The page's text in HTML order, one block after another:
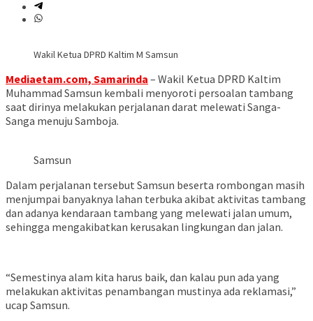
Wakil Ketua DPRD Kaltim M Samsun
Mediaetam.com, Samarinda – Wakil Ketua DPRD Kaltim
Muhammad Samsun kembali menyoroti persoalan tambang
saat dirinya melakukan perjalanan darat melewati Sanga-
Sanga menuju Samboja.
Samsun
Dalam perjalanan tersebut Samsun beserta rombongan masih
menjumpai banyaknya lahan terbuka akibat aktivitas tambang
dan adanya kendaraan tambang yang melewati jalan umum,
sehingga mengakibatkan kerusakan lingkungan dan jalan.
“Semestinya alam kita harus baik, dan kalau pun ada yang
melakukan aktivitas penambangan mustinya ada reklamasi,”
ucap Samsun.